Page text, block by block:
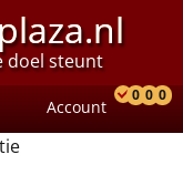
plaza.nl
doel steunt
Account
0 0 0